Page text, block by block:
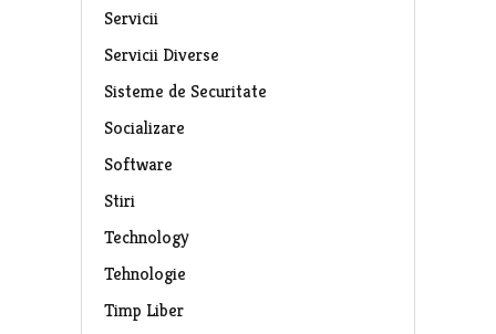
Servicii
Servicii Diverse
Sisteme de Securitate
Socializare
Software
Stiri
Technology
Tehnologie
Timp Liber